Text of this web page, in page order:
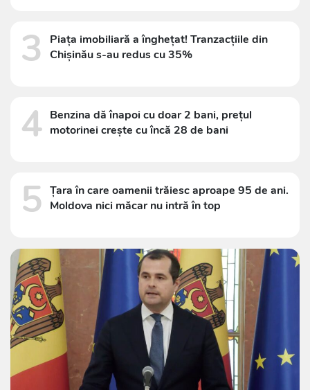
3
Piața imobiliară a înghețat! Tranzacțiile din
Chișinău s-au redus cu 35%
4 Benzina dă înapoi cu doar 2 bani, prețul
motorinei crește cu încă 28 de bani
5 Țara în care oamenii trăiesc aproape 95 de ani.
Moldova nici măcar nu intră în top